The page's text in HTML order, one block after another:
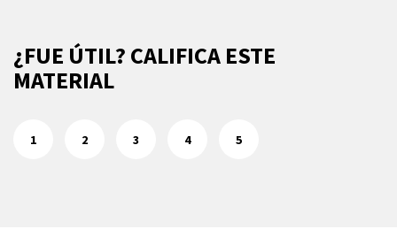
¿FUE ÚTIL? CALIFICA ESTE
MATERIAL
1 2 3 4 5